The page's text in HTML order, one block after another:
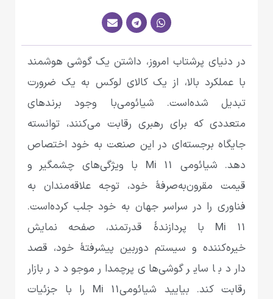
در دنیای پرشتاب امروز، داشتن یک گوشی هوشمند
با عملکرد بالا، از یک کالای لوکس به یک ضرورت
تبدیل شده‌است. شیائومی‌با وجود برندهای
متعددی که برای رهبری رقابت می‌کنند، توانسته
جایگاه برجسته‌ای در این صنعت به خود اختصاص
دهد. شیائومی ‌Mi 11 با ویژگی‌های چشمگیر و
قیمت مقرون‌به‌صرفهٔ خود، توجه علاقه‌مندان به
فناوری را در سراسر جهان به خود جلب کرده‌است.
Mi 11 با پردازندهٔ قدرتمند، صفحه نمایش
خیره‌کننده و سیستم دوربین پیشرفتهٔ خود، قصد
دارد با سایر گوشی‌های پرچمدار موجود در بازار
رقابت کند. بیایید شیائومی‌Mi 11 را با جزئیات